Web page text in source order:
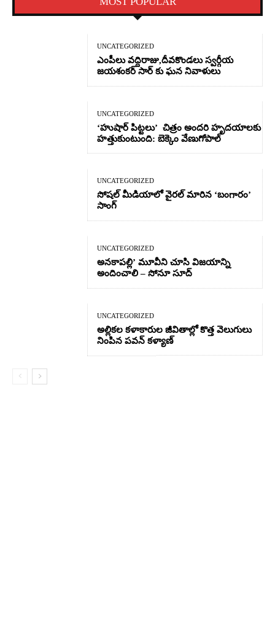
UNCATEGORIZED
ఎంపీలు వద్దిరాజు,దీవకొండలు స్వర్గీయ
జయశంకర్ సార్ కు ఘన నివాళులు
UNCATEGORIZED
‘హుషార్‌ పిట్టలు’ చిత్రం అందరి హృదయాలకు
హత్తుకుంటుంది: బెక్కెం వేణుగోపాల్‌
UNCATEGORIZED
సోషల్ మీడియాలో వైరల్ మారిన ‘బంగారం’
సాంగ్
UNCATEGORIZED
అనకాపల్లి’ మూవీని చూసి విజయాన్ని
అందించాలి – సోనూ సూద్
UNCATEGORIZED
అల్లికల కళాకారుల జీవితాల్లో కొత్త వెలుగులు
నింపిన పవన్ కళ్యాణ్